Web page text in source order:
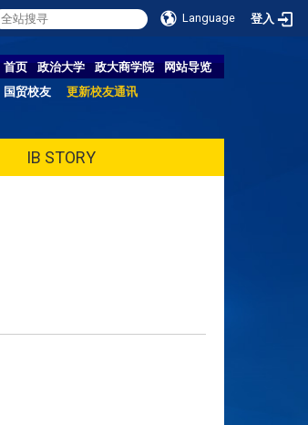
Language 登入
首页 政治大学 政大商学院
网站导览
国贸校友
更新校友通讯
IB STORY